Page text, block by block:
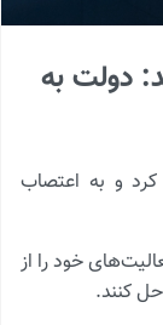
دولت به
کرد و به اعتصاب
خود را از
کنند.